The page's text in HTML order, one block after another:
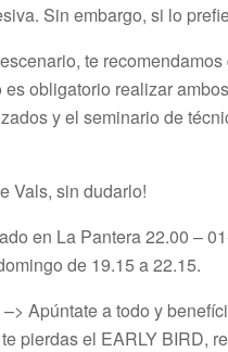
Sin embargo, si lo
te
obligatorio realizar
y el seminario de
Vals, sin dudarlo!
en La Pantera 22.00 –
de 19.15 a 22.15.
Apúntate a todo y
pierdas el EARLY BIRD,